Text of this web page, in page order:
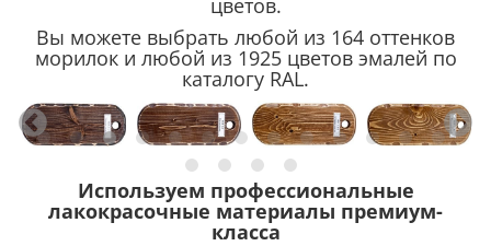
цветов.
Вы можете выбрать любой из 164 оттенков
морилок и любой из 1925 цветов эмалей по
каталогу RAL.
Используем профессиональные
лакокрасочные материалы премиум-
класса